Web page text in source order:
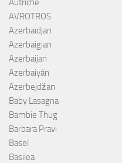
Autriche
AVROTROS
Azerbaïdjan
Azerbaigian
Azerbaijan
Azerbaiyán
Azerbejdžan
Baby Lasagna
Bambie Thug
Barbara Pravi
Basel
Basilea